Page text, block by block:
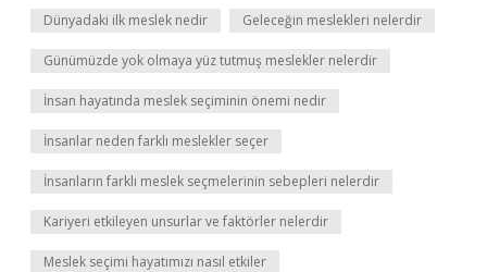
Dünyadaki ilk meslek nedir Geleceğin meslekleri nelerdir
Günümüzde yok olmaya yüz tutmuş meslekler nelerdir
İnsan hayatında meslek seçiminin önemi nedir
İnsanlar neden farklı meslekler seçer
İnsanların farklı meslek seçmelerinin sebepleri nelerdir
Kariyeri etkileyen unsurlar ve faktörler nelerdir
Meslek seçimi hayatımızı nasıl etkiler